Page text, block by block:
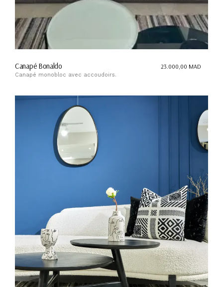
Canapé Bonaldo
Canapé monobloc avec accoudoirs.
23.000,00 MAD